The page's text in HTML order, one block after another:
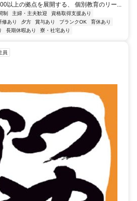
以上の拠点を展開する、 個別教育のリー...
制 主婦・主夫歓迎
資格取得支援あり
修あり 夕方 賞与あり ブランクOK
育休あり
長期休暇あり 寮・社宅あり
員